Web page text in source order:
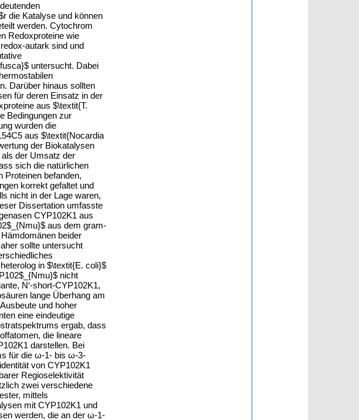
die Katalyse und können
werden. Cytochrom
Redoxproteine wie
autark sind und
untersucht. Dabei
Darüber hinaus sollten
für deren Einsatz in der
aus $\textit{T.
Bedingungen zur
wurden die
aus $\textit{Nocardia
der Biokatalysen
der Umsatz der
sich die natürlichen
Proteinen befanden,
korrekt gefaltet und
nicht in der Lage waren,
Dissertation umfasste
CYP102K1 aus
aus dem gram-
beider
sollte untersucht
in $\textit{E. coli}$
nicht
N‘-short-CYP102K1,
lange Überhang am
und hoher
eine eindeutige
ergab, dass
die lineare
darstellen. Bei
für die ω-1- bis ω-3-
von CYP102K1
Regioselektivität
zwei verschiedene
mittels
mit CYP102K1 und
werden, die an der ω-1-